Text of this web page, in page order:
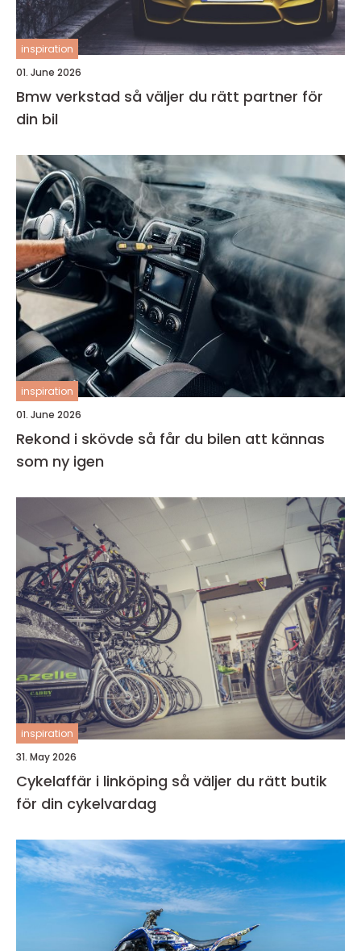
inspiration
01. June 2026
Bmw verkstad så väljer du rätt partner för
din bil
inspiration
01. June 2026
Rekond i skövde så får du bilen att kännas
som ny igen
inspiration
31. May 2026
Cykelaffär i linköping så väljer du rätt butik
för din cykelvardag